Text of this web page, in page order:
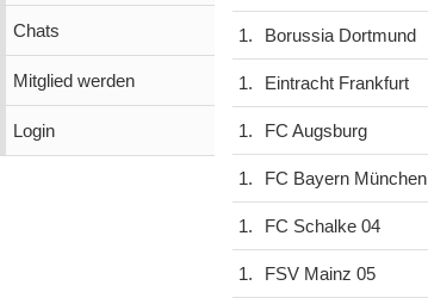
Chats
Mitglied werden
Login
1. Borussia Dortmund
1. Eintracht Frankfurt
1. FC Augsburg
1. FC Bayern München
1. FC Schalke 04
1. FSV Mainz 05